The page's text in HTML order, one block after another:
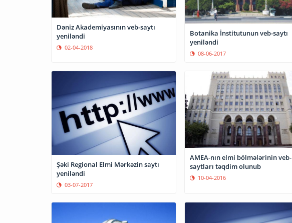
Dəniz Akademiyasının veb-saytı
yeniləndi
02-04-2018
Botanika İnstitutunun veb-saytı
yeniləndi
08-06-2017
Şəki Regional Elmi Mərkəzin saytı
yeniləndi
03-07-2017
AMEA-nın elmi bölmələrinin veb-
saytları təqdim olunub
10-04-2016